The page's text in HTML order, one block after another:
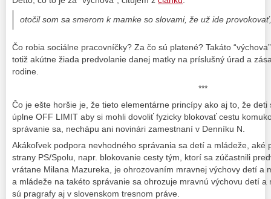
otočil som sa smerom k mamke so slovami, že už ide provokovať,
Čo robia sociálne pracovníčky? Za čo sú platené? Takáto
totiž akútne žiada predvolanie danej matky na príslušný úrad a
rodine.
***
Čo je ešte horšie je, že tieto elementárne princípy ako aj to, že
úplne OFF LIMIT aby si mohli dovoliť fyzicky blokovať cestu
správanie sa, nechápu ani novinári zamestnaní v Denníku N.
Akákoľvek podpora nevhodného správania sa detí a mládeže, aké
strany PS/Spolu, napr. blokovanie cesty tým, ktorí sa zúčastnili
vrátane Milana Mazureka, je ohrozovaním mravnej výchovy detí a
a mládeže na takéto správanie sa ohrozuje mravnú výchovu detí
sú pragrafy aj v slovenskom tresnom práve.